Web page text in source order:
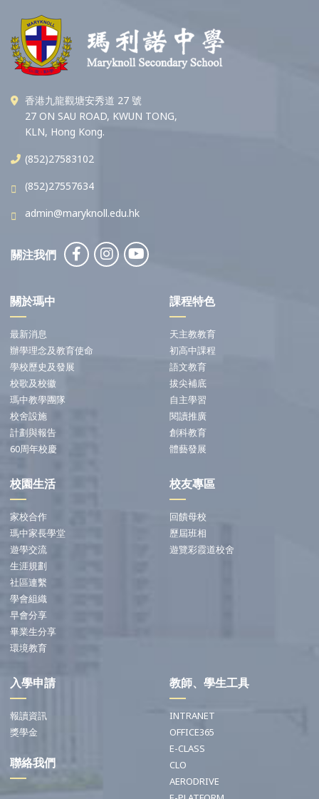
香港九龍觀塘安秀道 27 號
27 ON SAU ROAD, KWUN TONG,
KLN, Hong Kong.
(852)27583102
(852)27557634
admin@maryknoll.edu.hk
關注我們
關於瑪中
最新消息
辦學理念及教育使命
學校歷史及發展
校歌及校徽
瑪中教學團隊
校舍設施
計劃與報告
60周年校慶
課程特色
天主教教育
初高中課程
語文教育
拔尖補底
自主學習
閱讀推廣
創科教育
體藝發展
校園生活
家校合作
瑪中家長學堂
遊學交流
生涯規劃
社區連繫
學會組織
早會分享
畢業生分享
環境教育
校友專區
回饋母校
歷屆班相
遊覽彩霞道校舍
入學申請
報讀資訊
獎學金
聯絡我們
教師、學生工具
INTRANET
OFFICE365
E-CLASS
CLO
AERODRIVE